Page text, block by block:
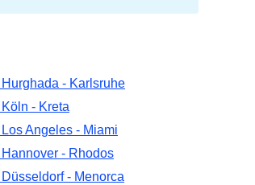
- Karlsruhe
- Kreta
Angeles - Miami
- Rhodos
- Menorca